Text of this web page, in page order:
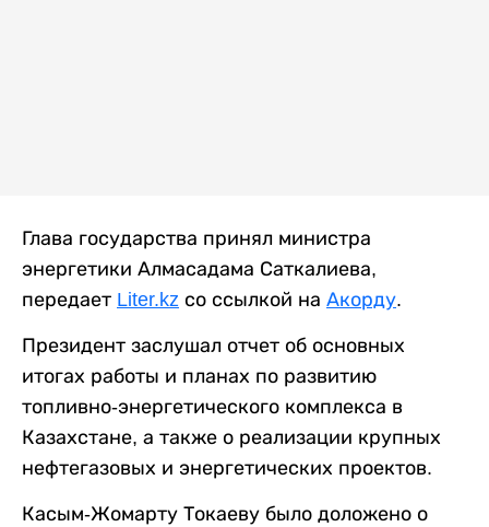
Глава государства принял министра
энергетики Алмасадама Саткалиева,
передает Liter.kz со ссылкой на Акорду.
Президент заслушал отчет об основных
итогах работы и планах по развитию
топливно-энергетического комплекса в
Казахстане, а также о реализации крупных
нефтегазовых и энергетических проектов.
Касым-Жомарту Токаеву было доложено о